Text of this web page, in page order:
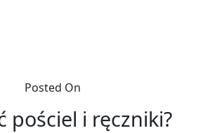
Posted On
pościel i ręczniki?